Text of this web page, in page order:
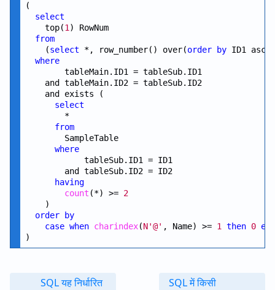
(
select
    top(
1 ) RowNum
from
    (
select *, row_number() over(order by ID1
where
        tableMain.ID1 = tableSub.ID1
    and tableMain.ID2 = tableSub.ID2
    and exists (
select
        *
from
        SampleTable
where
            tableSub.ID1 = ID1
        and tableSub.ID2 = ID2
having
count (*) >= 2
    )
order
by
case when charindex(N'@' , Name) >= 1 then 0
SQL यह निर्धारित
SQL में किसी